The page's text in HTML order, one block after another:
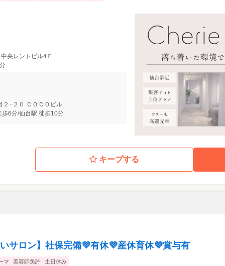
央レントビル4Ｆ
２−２０ ＣＯＣＯビル
6分/仙台駅 徒歩10分
キープする
サロン】社保完備💜有休💜産休育休💜賞与有
マ 美容師免許 土日休み